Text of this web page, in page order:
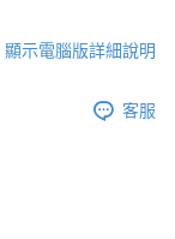
顯示電腦版詳細說明
客服